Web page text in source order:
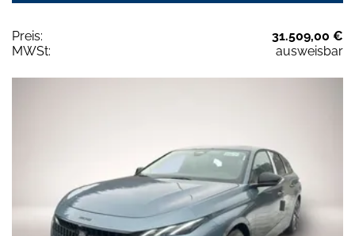
Preis:
31.509,00 €
MWSt:
ausweisbar